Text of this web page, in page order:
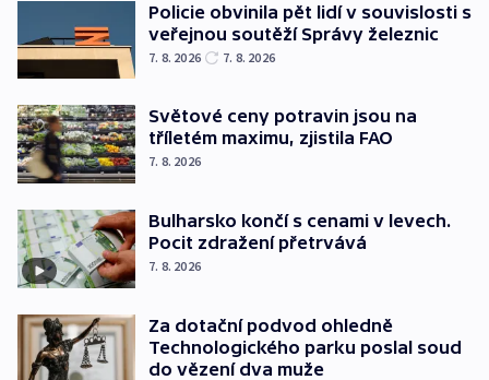
Policie obvinila pět lidí v souvislosti s
veřejnou soutěží Správy železnic
7. 8. 2026 7. 8. 2026
Světové ceny potravin jsou na
tříletém maximu, zjistila FAO
7. 8. 2026
Bulharsko končí s cenami v levech.
Pocit zdražení přetrvává
7. 8. 2026
Za dotační podvod ohledně
Technologického parku poslal soud
do vězení dva muže